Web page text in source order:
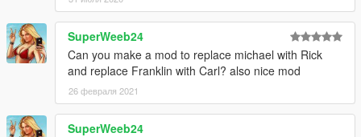
SuperWeeb24
Can you make a mod to replace michael with Rick
and replace Franklin with Carl? also nice mod
26 февраля 2021
SuperWeeb24